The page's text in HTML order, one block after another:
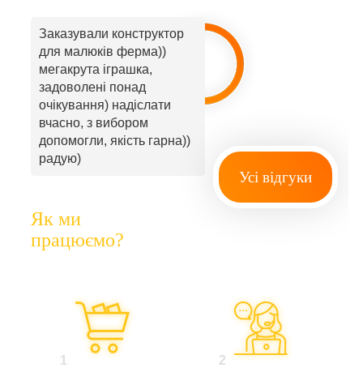
Заказували конструктор
для малюків ферма))
мегакрута іграшка,
задоволені понад
очікування) надіслати
вчасно, з вибором
допомогли, якість гарна))
радую)
Усі відгуки
Як ми
працюємо?
1
2